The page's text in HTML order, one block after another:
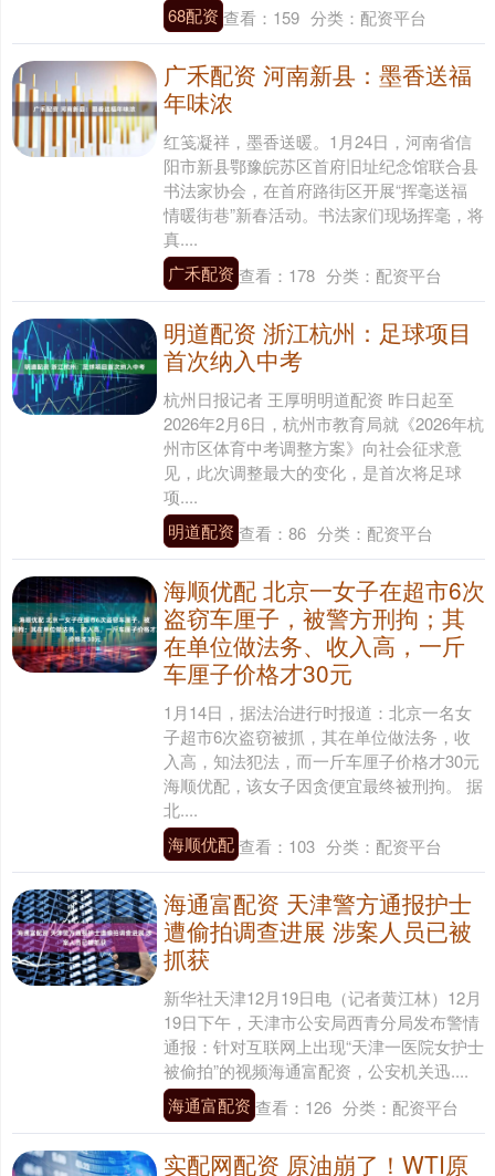
68配资 查看： 159 分类： 配资平台
广禾配资 河南新县：墨香送福
年味浓
红笺凝祥，墨香送暖。1月24日，河南省信
阳市新县鄂豫皖苏区首府旧址纪念馆联合县
书法家协会，在首府路街区开展“挥毫送福
情暖街巷”新春活动。书法家们现场挥毫，将
真....
广禾配资 查看： 178 分类： 配资平台
明道配资 浙江杭州：足球项目
首次纳入中考
杭州日报记者 王厚明明道配资 昨日起至
2026年2月6日，杭州市教育局就《2026年杭
州市区体育中考调整方案》向社会征求意
见，此次调整最大的变化，是首次将足球
项....
明道配资 查看： 86 分类： 配资平台
海顺优配 北京一女子在超市6次
盗窃车厘子，被警方刑拘；其
在单位做法务、收入高，一斤
车厘子价格才30元
1月14日，据法治进行时报道：北京一名女
子超市6次盗窃被抓，其在单位做法务，收
入高，知法犯法，而一斤车厘子价格才30元
海顺优配，该女子因贪便宜最终被刑拘。 据
北....
海顺优配查看： 103 分类： 配资平台
海通富配资 天津警方通报护士
遭偷拍调查进展 涉案人员已被
抓获
新华社天津12月19日电（记者黄江林）12月
19日下午，天津市公安局西青分局发布警情
通报：针对互联网上出现“天津一医院女护士
被偷拍”的视频海通富配资，公安机关迅....
海通富配资 查看： 126 分类： 配资平台
实配网配资 原油崩了！WTI原